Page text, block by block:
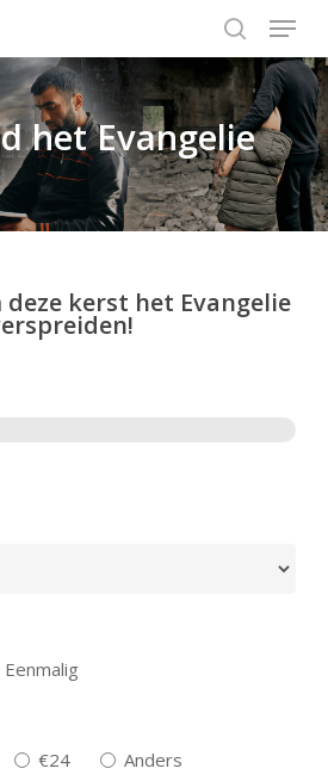
to close
search
Menu
het Evangelie
deze kerst het Evangelie
Eenmalig
€24 Anders
Close
Menu